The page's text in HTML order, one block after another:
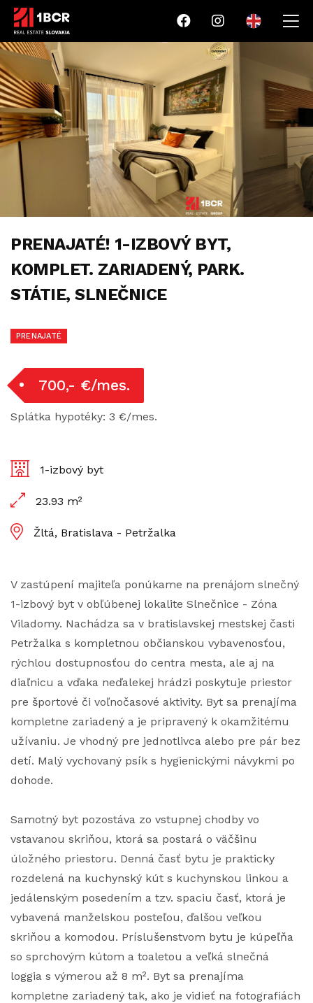
PRENAJATÉ! 1-IZBOVÝ BYT,
KOMPLET. ZARIADENÝ, PARK.
STÁTIE, SLNEČNICE
PRENAJATÉ
700,- €/mes.
Splátka hypotéky: 3 €/mes.
1-izbový byt
23.93 m²
Žltá, Bratislava - Petržalka
V zastúpení majiteľa ponúkame na prenájom slnečný
1-izbový byt v obľúbenej lokalite Slnečnice - Zóna
Viladomy. Nachádza sa v bratislavskej mestskej časti
Petržalka s kompletnou občianskou vybavenosťou,
rýchlou dostupnosťou do centra mesta, ale aj na
diaľnicu a vďaka neďalekej hrádzi poskytuje priestor
pre športové či voľnočasové aktivity. Byt sa prenajíma
kompletne zariadený a je pripravený k okamžitému
užívaniu. Je vhodný pre jednotlivca alebo pre pár bez
detí. Malý vychovaný psík s hygienickými návykmi po
dohode.
Samotný byt pozostáva zo vstupnej chodby vo
vstavanou skriňou, ktorá sa postará o väčšinu
úložného priestoru. Denná časť bytu je prakticky
rozdelená na kuchynský kút s kuchynskou linkou a
jedálenským posedením a tzv. spaciu časť, ktorá je
vybavená manželskou posteľou, ďalšou veľkou
skriňou a komodou. Príslušenstvom bytu je kúpeľňa
so sprchovým kútom a toaletou a veľká slnečná
loggia s výmerou až 8 m². Byt sa prenajíma
kompletne zariadený tak, ako je vidieť na fotografiách